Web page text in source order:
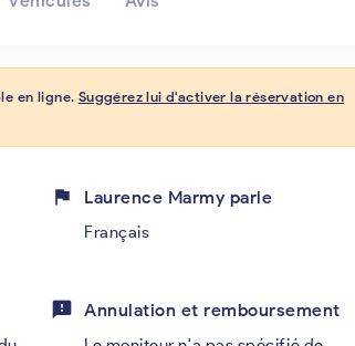
en ligne. Suggérez lui d'activer la réservation en
flag Laurence Marmy parle
Français
feedback Annulation et remboursement